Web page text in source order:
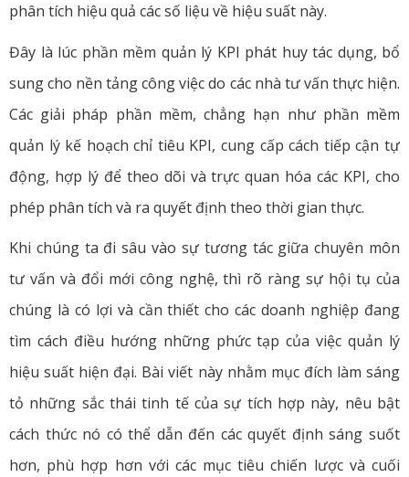
phân tích hiệu quả các số liệu về hiệu suất này.
Đây là lúc phần mềm quản lý KPI phát huy tác dụng, bổ
sung cho nền tảng công việc do các nhà tư vấn thực hiện.
Các giải pháp phần mềm, chẳng hạn như phần mềm
quản lý kế hoạch chỉ tiêu KPI, cung cấp cách tiếp cận tự
động, hợp lý để theo dõi và trực quan hóa các KPI, cho
phép phân tích và ra quyết định theo thời gian thực.
Khi chúng ta đi sâu vào sự tương tác giữa chuyên môn
tư vấn và đổi mới công nghệ, thì rõ ràng sự hội tụ của
chúng là có lợi và cần thiết cho các doanh nghiệp đang
tìm cách điều hướng những phức tạp của việc quản lý
hiệu suất hiện đại. Bài viết này nhằm mục đích làm sáng
tỏ những sắc thái tinh tế của sự tích hợp này, nêu bật
cách thức nó có thể dẫn đến các quyết định sáng suốt
hơn, phù hợp hơn với các mục tiêu chiến lược và cuối